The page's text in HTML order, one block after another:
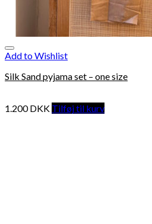
Add to Wishlist
Silk Sand pyjama set – one size
1.200DKK Tilføj til kurv